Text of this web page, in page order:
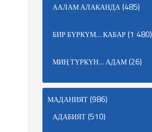
ААЛАМ АЛАКАНДА(485)
БИР БҮРКҮМ… КАБАР(1 480)
МИҢ ТҮРКҮН… АДАМ(26)
МАДАНИЯТ(986)
АДАБИЯТ(510)